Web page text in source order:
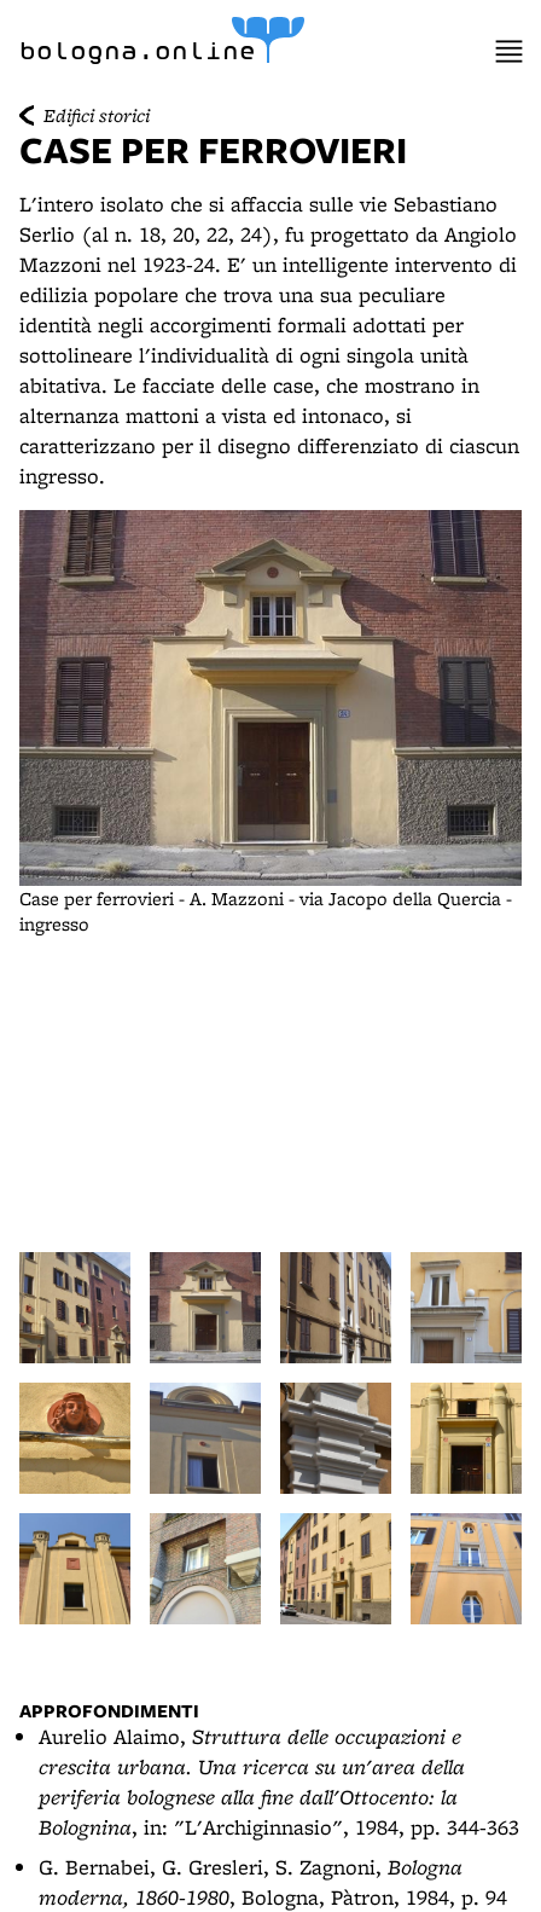
bologna.online
Edifici storici
CASE PER FERROVIERI
L'intero isolato che si affaccia sulle vie Sebastiano
Serlio (al n. 18, 20, 22, 24), fu progettato da Angiolo
Mazzoni nel 1923-24. E' un intelligente intervento di
edilizia popolare che trova una sua peculiare
identità negli accorgimenti formali adottati per
sottolineare l'individualità di ogni singola unità
abitativa. Le facciate delle case, che mostrano in
alternanza mattoni a vista ed intonaco, si
caratterizzano per il disegno differenziato di ciascun
ingresso.
Case per ferrovieri - A. Mazzoni - via Jacopo della Quercia -
ingresso
APPROFONDIMENTI
Aurelio Alaimo, Struttura delle occupazioni e
crescita urbana. Una ricerca su un'area della
periferia bolognese alla fine dall'Ottocento: la
Bolognina, in: "L'Archiginnasio", 1984, pp. 344-363
G. Bernabei, G. Gresleri, S. Zagnoni, Bologna
moderna, 1860-1980, Bologna, Pàtron, 1984, p. 94